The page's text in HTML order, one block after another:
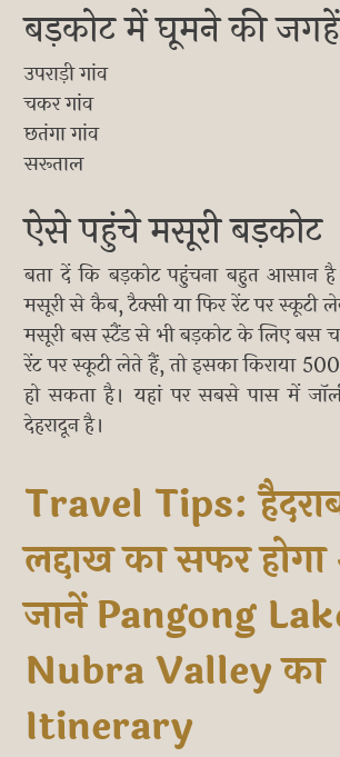
बड़कोट में घूमने की जगहें
उपराड़ी गांव
चकर गांव
छतंगा गांव
सरूताल
ऐसे पहुंचे मसूरी बड़कोट
बता दें कि बड़कोट पहुंचना बहुत
मसूरी से कैब, टैक्सी या फिर रेंट पर स्कूटी
मसूरी बस स्टैंड से भी बड़कोट के लिए बस
रेंट पर स्कूटी लेते हैं, तो इसका किराया
हो सकता है। यहां पर सबसे पास में जॉली
देहरादून है।
Travel Tips:
लद्दाख का सफर
जानें Pangong
Nubra Valley का
Itinerary